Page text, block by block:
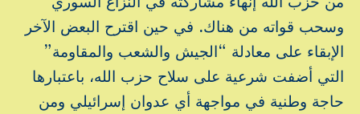
وسحب قواته من هناك. في حين اقترح البعض الآخر
الإبقاء على معادلة “الجيش والشعب والمقاومة”
التي أضفت شرعية على سلاح حزب الله، باعتبارها
حاجة وطنية في مواجهة أي عدوان إسرائيلي ومن